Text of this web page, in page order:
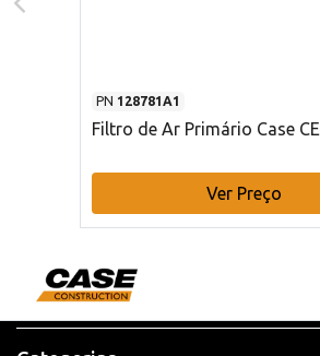
PN 128781A1
Filtro de Ar Primário Case CE
Ver Preço